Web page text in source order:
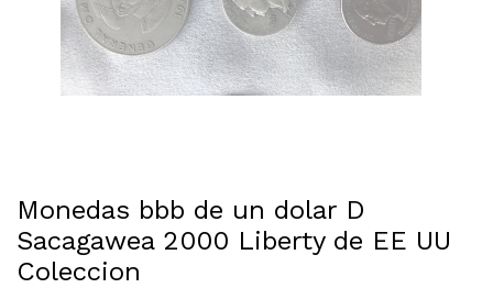
Monedas bbb de un dolar D
Sacagawea 2000 Liberty de EE UU
Coleccion